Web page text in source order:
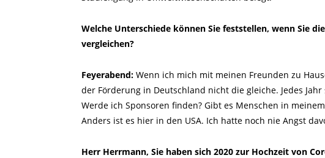
Welche Unterschiede können Sie feststellen, wenn Sie
vergleichen?
Feyerabend: Wenn ich mich mit meinen Freunden zu
der Förderung in Deutschland nicht die gleiche. Jedes
Werde ich Sponsoren finden? Gibt es Menschen in
Anders ist es hier in den USA. Ich hatte noch nie Angst
Herr Herrmann, Sie haben sich 2020 zur Hochzeit von